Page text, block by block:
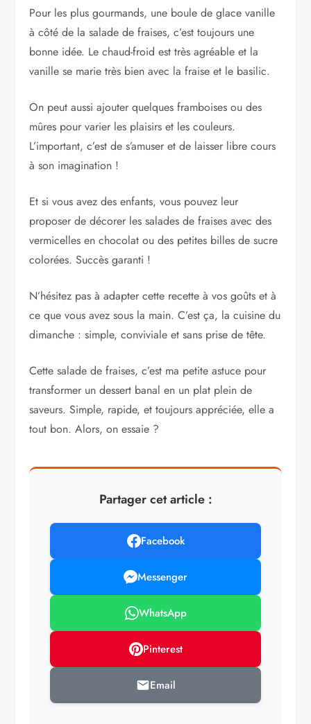
Pour les plus gourmands, une boule de glace vanille
à côté de la salade de fraises, c’est toujours une
bonne idée. Le chaud-froid est très agréable et la
vanille se marie très bien avec la fraise et le basilic.
On peut aussi ajouter quelques framboises ou des
mûres pour varier les plaisirs et les couleurs.
L’important, c’est de s’amuser et de laisser libre cours
à son imagination !
Et si vous avez des enfants, vous pouvez leur
proposer de décorer les salades de fraises avec des
vermicelles en chocolat ou des petites billes de sucre
colorées. Succès garanti !
N’hésitez pas à adapter cette recette à vos goûts et à
ce que vous avez sous la main. C’est ça, la cuisine du
dimanche : simple, conviviale et sans prise de tête.
Cette salade de fraises, c’est ma petite astuce pour
transformer un dessert banal en un plat plein de
saveurs. Simple, rapide, et toujours appréciée, elle a
tout bon. Alors, on essaie ?
Partager cet article :
Facebook
Messenger
WhatsApp
Pinterest
Email